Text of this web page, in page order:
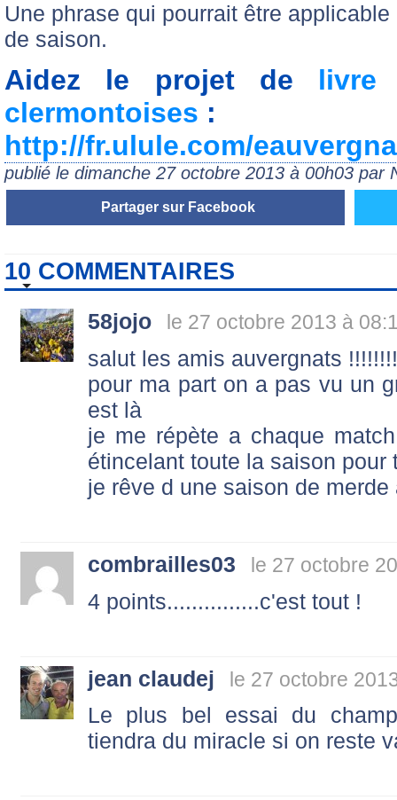
Une phrase qui pourrait être
de saison.
Aidez le projet de livre
clermontoises :
http://fr.ulule.com/
publié le dimanche 27 octobre 2013 à 00h03 par
Partager sur Facebook
10 COMMENTAIRES
58jojo le 27 octobre 2013 à
salut les amis auvergnats
pour ma part on a pas vu un
est là
je me répète a chaque
étincelant toute la saison pour
je rêve d une saison de
combrailles03 le 27 octobre
4 points...............c'est tout !
jean claudej le 27 octobre
Le plus bel essai du
tiendra du miracle si on reste